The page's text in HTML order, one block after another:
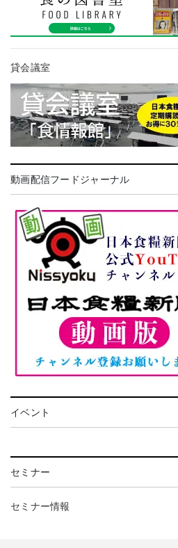
貸会議室
動画配信フードジャーナル
イベント
セミナー
セミナー情報